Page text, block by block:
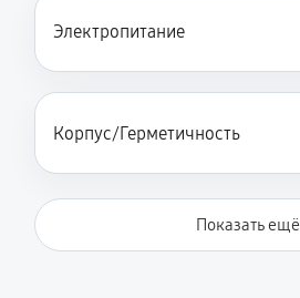
Электропитание
Корпус/Герметичность
Показать ещё